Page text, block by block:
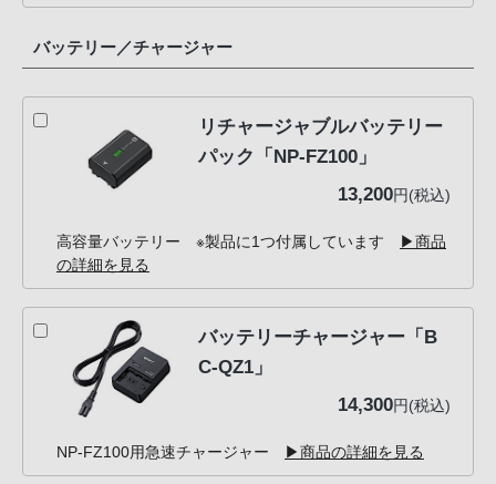
バッテリー／チャージャー
リチャージャブルバッテリー
パック「NP-FZ100」
13,200円(税込)
高容量バッテリー ※製品に1つ付属しています
▶商品
の詳細を見る
バッテリーチャージャー「B
C-QZ1」
14,300円(税込)
NP-FZ100用急速チャージャー ▶商品の詳細を見る